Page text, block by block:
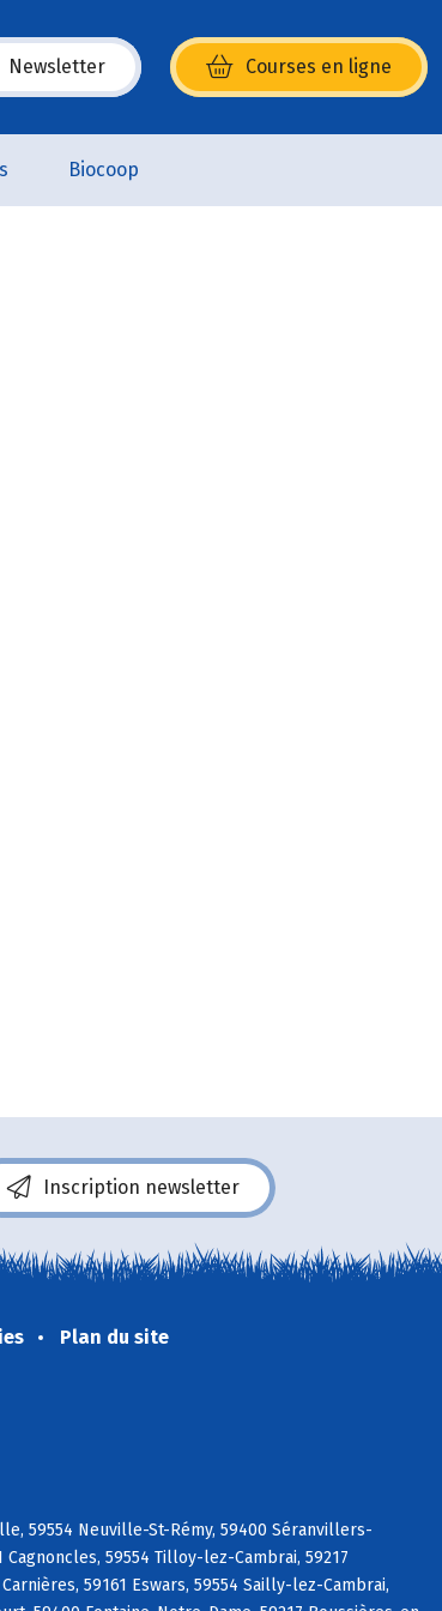
Newsletter Courses en ligne
dans une nouvelle fenêtre)
Biocoop
Inscription newsletter
Plan du site
59554 Neuville-St-Rémy, 59400 Séranvillers-
59554 Tilloy-lez-Cambrai, 59217
59161 Eswars, 59554 Sailly-lez-Cambrai,